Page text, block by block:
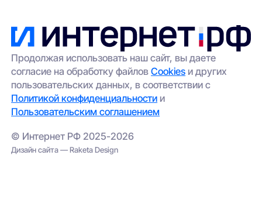
Продолжая использовать наш сайт, вы даете
согласие на обработку файловCookies и других
пользовательских данных, в соответствии с
Политикой конфиденциальности и
Пользовательским соглашением
© Интернет РФ 2025-2026
Дизайн сайта — Raketa Design